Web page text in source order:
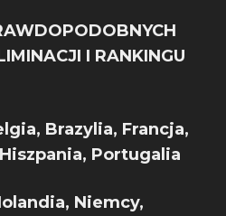
I RANKINGU
Brazylia, Francja,
Portugalia
Niemcy,